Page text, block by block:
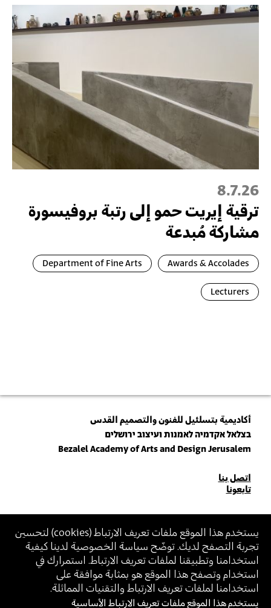
يستخدم هذا الموقع ملفات تعريف الارتباط (cookies) لتحسين
تجربة التصفح لديك. توضّح سياسة الخصوصية لدينا كيفية
استخدامنا وتطبيقنا لملفات تعريف الارتباط. استمرارك في
استخدام وتصفح هذا الموقع هو بمثابة موافقة على
استخدامنا لملفات تعريف الارتباط والتقنيات المماثلة.
يستخدم هذا الموقع ملفات تعريف الارتباط الأساسية
8.7.26
ترقية إيريت حمو إلى رتبة بروفيسورة
مشاركة مُبدعة
Awards & Accolades
Department of Fine Arts
Lecturers
أكاديمية بتسلئيل للفنون والتصميم القدس
בצלאל אקדמיה לאמנות ועיצוב ירושלים
Bezalel Academy of Arts and Design Jerusalem
للاتصال
بنا
اتصل بنا
تابعونا
انضم\ي لنشرتنا البريدية (نيوزلتر)
أدخل\ي عنوان الإيميل
بالانضمام، أنت توافق علىسياسة الخصوصيةوشروط الاستخدام الخاصة ببتسلئيل